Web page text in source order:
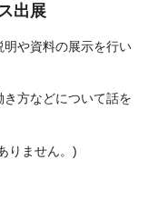
出展
や資料の展示を行い
方などについて話を
りません。)